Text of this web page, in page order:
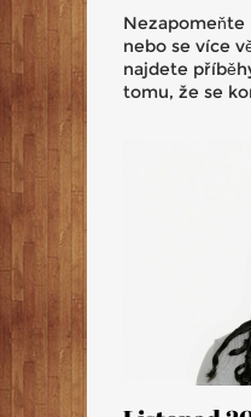
Nezapomeňte
nebo se více
najdete
tomu, že se